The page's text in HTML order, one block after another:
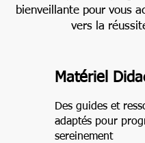
bienveillante pour vous
vers la
Matériel
Des guides et
adaptés pour
sereinement